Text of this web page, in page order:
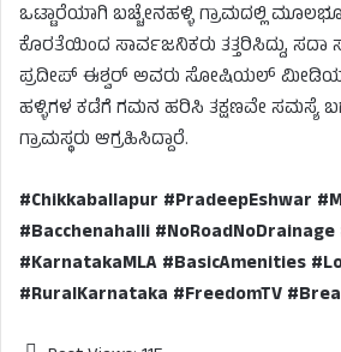
ಒಟ್ಟಾರೆಯಾಗಿ ಬಚ್ಚೇನಹಳ್ಳಿ ಗ್ರಾಮದಲ್ಲಿ
ಕೊರತೆಯಿಂದ ಸಾರ್ವಜನಿಕರು ತತ್ತರಿಸಿದ್ದು, ಸದಾ
ಪ್ರದೀಪ್ ಈಶ್ವರ್ ಅವರು ಸೋಷಿಯಲ್ ಮೀಡಿಯಾ
ಹಳ್ಳಿಗಳ ಕಡೆಗೆ ಗಮನ ಹರಿಸಿ ತಕ್ಷಣವೇ ಸಮಸ್ಯೆ
ಗ್ರಾಮಸ್ಥರು ಆಗ್ರಹಿಸಿದ್ದಾರೆ.
#Chikkaballapur #PradeepEshwar
#Bacchenahalli
#KarnatakaMLA #BasicAmenities
#RuralKarnataka #FreedomTV